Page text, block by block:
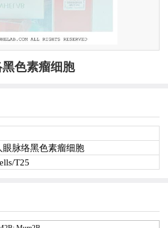
色素瘤细胞
眼脉络黑色素瘤细胞
T25